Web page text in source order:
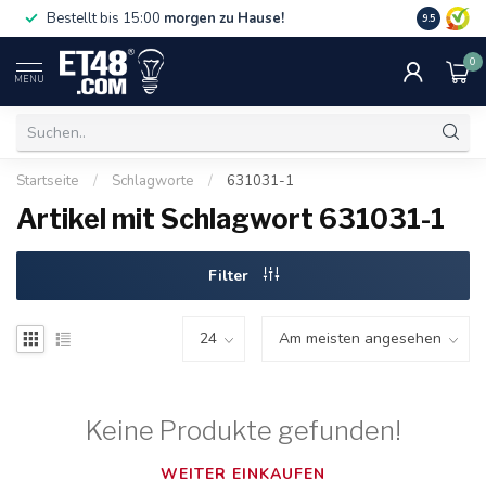
Bestellt bis 15:00 morgen zu Hause! 75 €. Nur
9.5
MENU
0
Startseite / Schlagworte / 631031-1
Artikel mit Schlagwort 631031-1
Filter
Keine Produkte gefunden!
WEITER EINKAUFEN